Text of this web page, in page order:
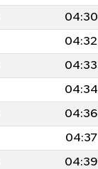
04:30
04:32
04:33
04:34
04:36
04:37
04:39